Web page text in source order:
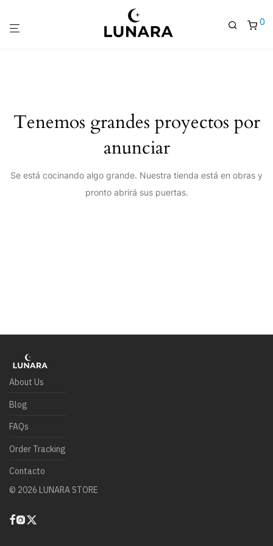
0
Tenemos grandes proyectos por
anunciar
Se está cocinando algo grande. Nuestra tienda está en obras y
pronto abrirá sus puertas.
About Us
Blog
FAQs
Order Tracking
Contacto
© 2026 LUNARA STORE